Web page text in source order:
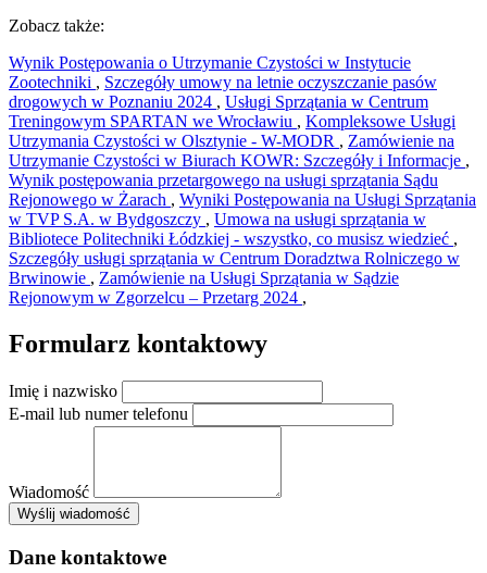
Zobacz także:
Wynik Postępowania o Utrzymanie Czystości w Instytucie
Zootechniki , Szczegóły umowy na letnie oczyszczanie pasów
drogowych w Poznaniu 2024 , Usługi Sprzątania w Centrum
Treningowym SPARTAN we Wrocławiu , Kompleksowe Usługi
Utrzymania Czystości w Olsztynie - W-MODR , Zamówienie na
Utrzymanie Czystości w Biurach KOWR: Szczegóły i Informacje ,
Wynik postępowania przetargowego na usługi sprzątania Sądu
Rejonowego w Żarach , Wyniki Postępowania na Usługi Sprzątania
w TVP S.A. w Bydgoszczy , Umowa na usługi sprzątania w
Bibliotece Politechniki Łódzkiej - wszystko, co musisz wiedzieć ,
Szczegóły usługi sprzątania w Centrum Doradztwa Rolniczego w
Brwinowie , Zamówienie na Usługi Sprzątania w Sądzie
Rejonowym w Zgorzelcu – Przetarg 2024 ,
Formularz kontaktowy
Imię i nazwisko
E-mail lub numer telefonu
Wiadomość
Wyślij wiadomośćAMSA Sp. z o.o. - ul. Blokowa 8, Warszawa
+
Dane kontaktowe